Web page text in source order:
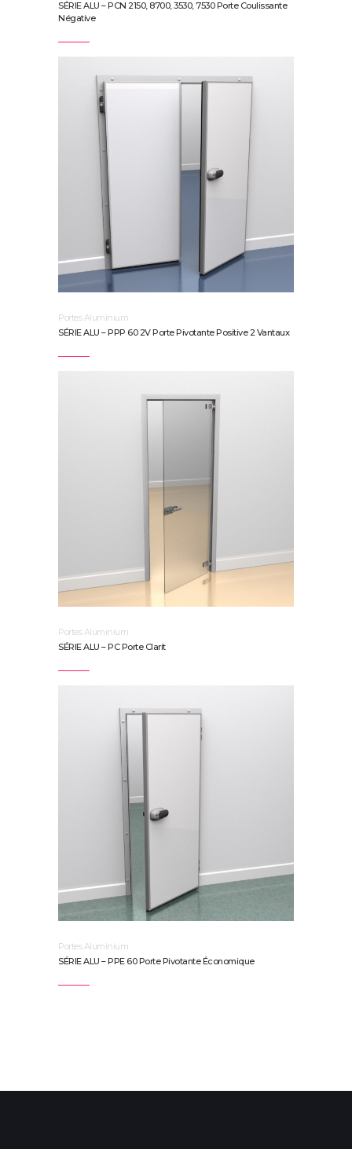
SÉRIE ALU – PCN 2150, 8700, 3530, 7530 Porte Coulissante
Négative
Portes Aluminium
SÉRIE ALU – PPP 60 2V Porte Pivotante Positive 2 Vantaux
Portes Aluminium
SÉRIE ALU – PC Porte Clarit
Portes Aluminium
SÉRIE ALU – PPE 60 Porte Pivotante Économique